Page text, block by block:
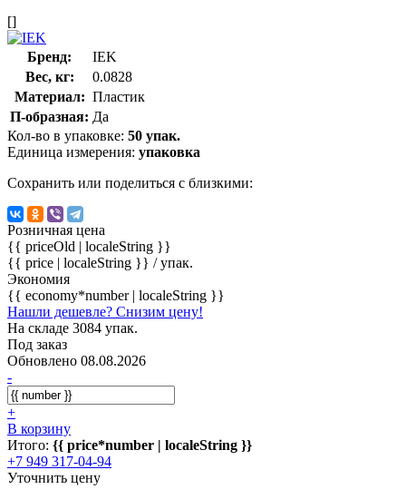
[]
Бренд:
IEK
Вес, кг:
0.0828
Материал: Пластик
П-образная: Да
Кол-во в упаковке: 50 упак.
Единица измерения: упаковка
Сохранить или поделиться с близкими:
Розничная цена
{{ priceOld | localeString }}
{{ price | localeString }} / упак.
Экономия
{{ economy*number | localeString }}
Нашли дешевле? Снизим цену!
На складе 3084 упак.
Под заказ
Обновлено 08.08.2026
-
+
В корзину
Итого: {{ price*number | localeString }}
+7 949 317-04-94
Уточнить цену